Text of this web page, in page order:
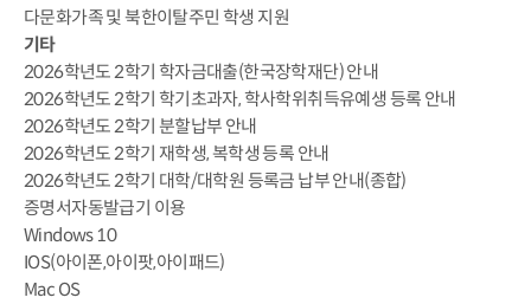
다문화가족 및 북한이탈주민 학생 지원
기타
2026학년도 2학기 학자금대출(한국장학재단) 안내
2026학년도 2학기 학기초과자, 학사학위취득유예생 등록 안내
2026학년도 2학기 분할납부 안내
2026학년도 2학기 재학생, 복학생 등록 안내
2026학년도 2학기 대학/대학원 등록금 납부 안내(종합)
증명서자동발급기 이용
Windows 10
IOS(아이폰,아이팟,아이패드)
Mac OS